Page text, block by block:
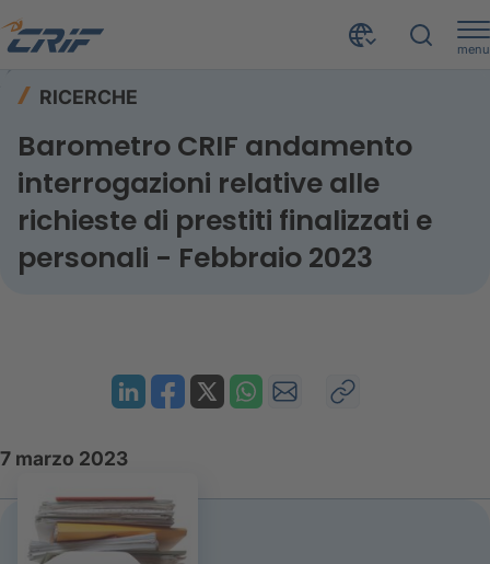
menu
RICERCHE
Barometro CRIF andamento
interrogazioni relative alle
richieste di prestiti finalizzati e
personali - Febbraio 2023
7 marzo 2023